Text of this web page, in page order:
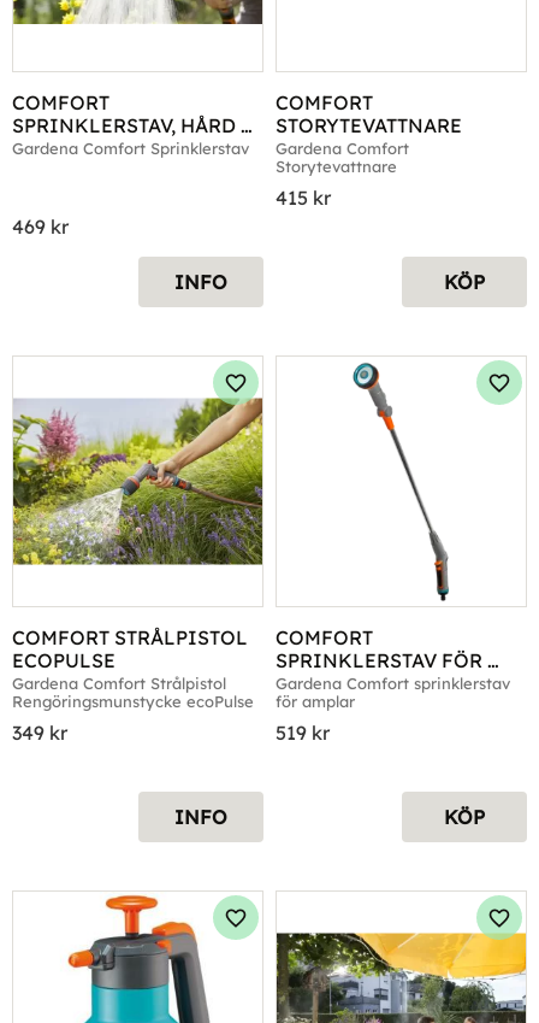
COMFORT
SPRINKLERSTAV, HÅRD
STRÅLE, SPRAY OCH
Gardena Comfort Sprinklerstav
469 kr
INFO
COMFORT
STORYTEVATTNARE
Gardena Comfort
Storytevattnare
415 kr
KÖP
COMFORT STRÅLPISTOL
ECOPULSE
Gardena Comfort Strålpistol
Rengöringsmunstycke ecoPulse
349 kr
Lägg till i favoriter
INFO
COMFORT
SPRINKLERSTAV FÖR
AMPLAR
Gardena Comfort sprinklerstav
för amplar
519 kr
KÖP
Lägg till i favoriter